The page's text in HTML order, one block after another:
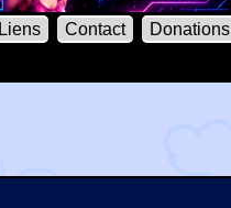
Liens Contact Donations